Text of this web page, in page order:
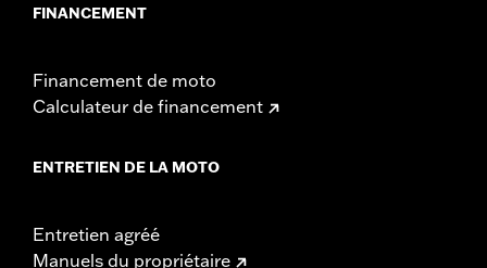
FINANCEMENT
Financement de moto
Calculateur de financement
ENTRETIEN DE LA MOTO
Entretien agréé
Manuels du propriétaire